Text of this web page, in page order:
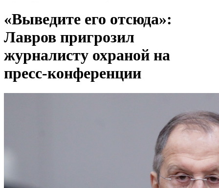
«Выведите его отсюда»:
Лавров пригрозил
журналисту охраной на
пресс-конференции